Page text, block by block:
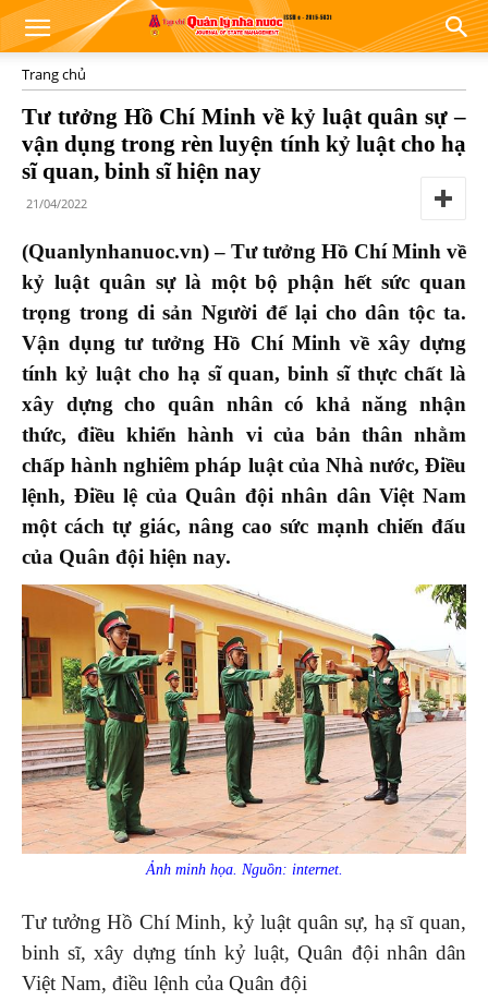
Trang chủ
Tư tưởng Hồ Chí Minh về kỷ luật quân sự –
vận dụng trong rèn luyện tính kỷ luật cho hạ
sĩ quan, binh sĩ hiện nay
21/04/2022
(Quanlynhanuoc.vn) – Tư tưởng Hồ Chí Minh về
kỷ luật quân sự là một bộ phận hết sức quan
trọng trong di sản Người để lại cho dân tộc ta.
Vận dụng tư tưởng Hồ Chí Minh về xây dựng
tính kỷ luật cho hạ sĩ quan, binh sĩ thực chất là
xây dựng cho quân nhân có khả năng nhận
thức, điều khiển hành vi của bản thân nhằm
chấp hành nghiêm pháp luật của Nhà nước, Điều
lệnh, Điều lệ của Quân đội nhân dân Việt Nam
một cách tự giác, nâng cao sức mạnh chiến đấu
của Quân đội hiện nay.
Ảnh minh họa. Nguồn: internet.
Tư tưởng Hồ Chí Minh, kỷ luật quân sự, hạ sĩ quan,
binh sĩ, xây dựng tính kỷ luật, Quân đội nhân dân
Việt Nam, điều lệnh của Quân đội